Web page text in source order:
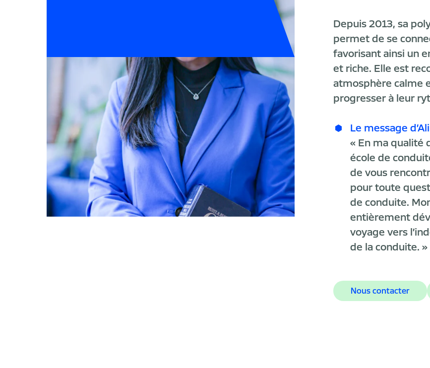
Depuis 2013, sa
permet de se
favorisant ainsi un
et riche. Elle est
atmosphère calme
progresser à leur
Le message
« En ma qualité
école de
de vous
pour toute
de conduite.
entièrement
voyage vers
de la conduite. »
Nous contacter